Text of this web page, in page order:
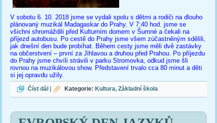
V sobotu 6. 10. 2018 jsme se vydali spolu s dětmi a rodiči na dlouho
plánovaný muzikál Madagaskar do Prahy. V 7:40 hod. jsme se
všichni shromáždili před Kulturním domem v Šumné a čekali na
příjezd autobusu. Po cestě do Prahy jsme všem zúčastněným sdělili,
jak dnešní den bude probíhat. Během cesty jsme měli dvě zastávky
na občerstvení – první za Jihlavou a druhou před Prahou. Po příjezdu
do Prahy jsme chvíli strávili v parku Stromovka, odkud jsme šli
rovnou na muzikálovou show. Představení trvalo cca 80 minut a děti
si jej opravdu užily.
Číst dál MADAGASKAR
Kategorie: Kultura Základní škola